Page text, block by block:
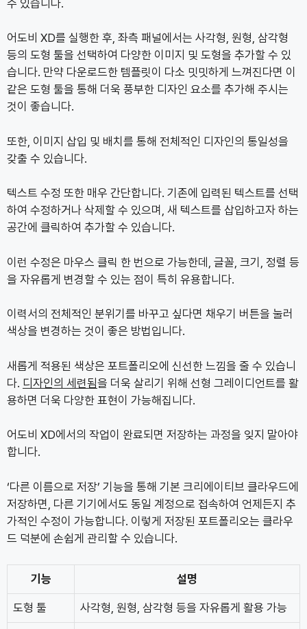
수 있습니다.
어도비 XD를 실행한 후, 좌측 패널에서는 사각형, 원형, 삼각형
등의 도형 툴을 선택하여 다양한 이미지 및 도형을 추가할 수 있
습니다. 만약 다운로드한 템플릿이 다소 밋밋하게 느껴진다면 이
같은 도형 툴을 통해 더욱 풍부한 디자인 요소를 추가해 주시는
것이 좋습니다.
또한, 이미지 삽입 및 배치를 통해 전체적인 디자인의 통일성을
갖출 수 있습니다.
텍스트 수정 또한 매우 간단합니다. 기존에 입력된 텍스트를 선택
하여 수정하거나 삭제할 수 있으며, 새 텍스트를 삽입하고자 하는
공간에 클릭하여 추가할 수 있습니다.
이런 수정은 마우스 클릭 한 번으로 가능한데, 글꼴, 크기, 정렬 등
을 자유롭게 변경할 수 있는 점이 특히 유용합니다.
이력서의 전체적인 분위기를 바꾸고 싶다면 채우기 버튼을 눌러
색상을 변경하는 것이 좋은 방법입니다.
새롭게 적용된 색상은 포트폴리오에 신선한 느낌을 줄 수 있습니
다. 디자인의 세련됨을 더욱 살리기 위해 선형 그레이디언트를 활
용하면 더욱 다양한 표현이 가능해집니다.
어도비 XD에서의 작업이 완료되면 저장하는 과정을 잊지 말아야
합니다.
‘다른 이름으로 저장’ 기능을 통해 기본 크리에이티브 클라우드에
저장하면, 다른 기기에서도 동일 계정으로 접속하여 언제든지 추
가적인 수정이 가능합니다. 이렇게 저장된 포트폴리오는 클라우
드 덕분에 손쉽게 관리할 수 있습니다.
기능 설명
도형 툴 사각형, 원형, 삼각형 등을 자유롭게 활용 가능